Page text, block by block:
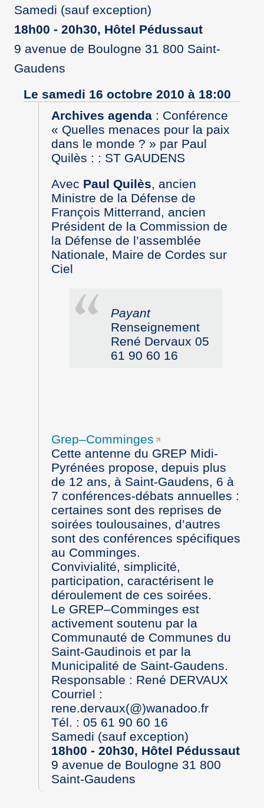
Samedi (sauf exception)
18h00 - 20h30, Hôtel Pédussaut
9 avenue de Boulogne 31 800 Saint-
Gaudens
Le samedi 16 octobre 2010 à 18:00
Archives agenda : Conférence
« Quelles menaces pour la paix
dans le monde ? » par Paul
Quilès : : ST GAUDENS
Avec Paul Quilès, ancien
Ministre de la Défense de
François Mitterrand, ancien
Président de la Commission de
la Défense de l’assemblée
Nationale, Maire de Cordes sur
Ciel
Payant
Renseignement
René Dervaux 05
61 90 60 16
Grep–Comminges
Cette antenne du GREP Midi-
Pyrénées propose, depuis plus
de 12 ans, à Saint-Gaudens, 6 à
7 conférences-débats annuelles :
certaines sont des reprises de
soirées toulousaines, d’autres
sont des conférences spécifiques
au Comminges.
Convivialité, simplicité,
participation, caractérisent le
déroulement de ces soirées.
Le GREP–Comminges est
activement soutenu par la
Communauté de Communes du
Saint-Gaudinois et par la
Municipalité de Saint-Gaudens.
Responsable : René DERVAUX
Courriel :
rene.dervaux(@)wanadoo.fr
Tél. : 05 61 90 60 16
Samedi (sauf exception)
18h00 - 20h30, Hôtel Pédussaut
9 avenue de Boulogne 31 800
Saint-Gaudens